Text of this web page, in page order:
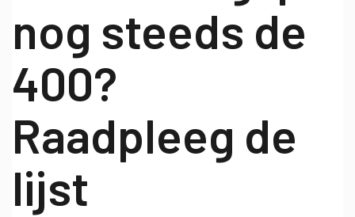
nog steeds de
400?
Raadpleeg de
lijst